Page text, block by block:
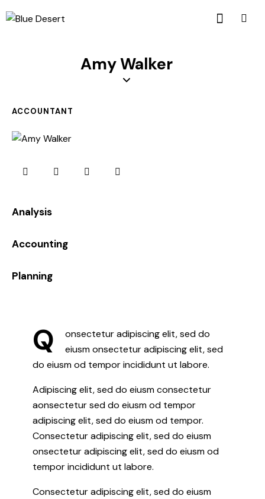
Amy Walker
ACCOUNTANT
Analysis
Accounting
Planning
Q
onsectetur adipiscing elit, sed do
eiusm onsectetur adipiscing elit, sed
do eiusm od tempor incididunt ut labore.
Adipiscing elit, sed do eiusm consectetur
aonsectetur sed do eiusm od tempor
adipiscing elit, sed do eiusm od tempor.
Consectetur adipiscing elit, sed do eiusm
onsectetur adipiscing elit, sed do eiusm od
tempor incididunt ut labore.
Consectetur adipiscing elit, sed do eiusm